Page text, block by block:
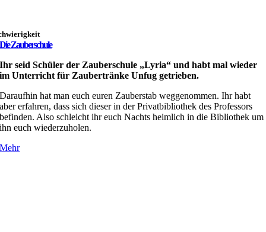
Die Zauberschule
Ihr seid Schüler der Zauberschule „Lyria“ und habt mal wieder
im Unterricht für Zaubertränke Unfug getrieben.
Daraufhin hat man euch euren Zauberstab weggenommen. Ihr habt
aber erfahren, dass sich dieser in der Privatbibliothek des Professors
befinden. Also schleicht ihr euch Nachts heimlich in die Bibliothek um
ihn euch wiederzuholen.
Mehr